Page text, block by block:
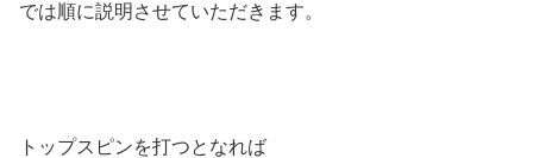
では順に説明させていただきます。
トップスピンを打つとなれば